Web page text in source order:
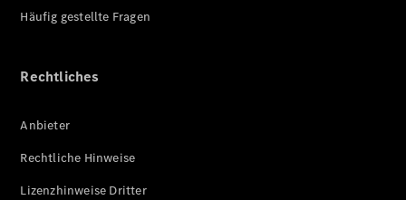
Häufig gestellte Fragen
Rechtliches
Anbieter
Rechtliche Hinweise
Lizenzhinweise Dritter